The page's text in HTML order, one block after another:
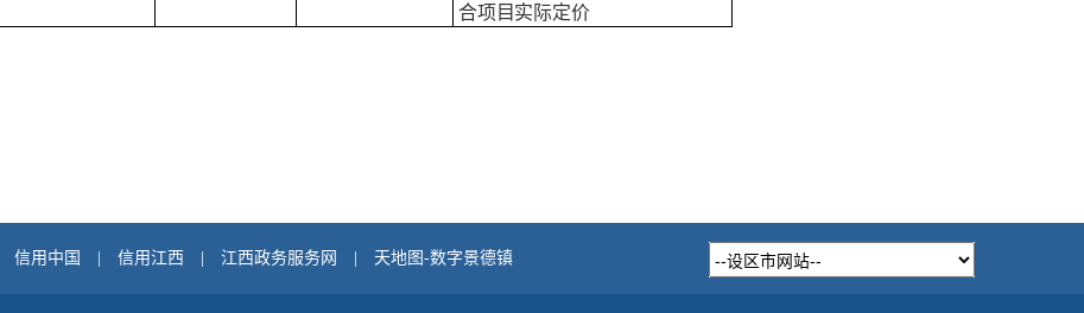
合项目实际定价
信用中国 | 信用江西 | 江西政务服务网 | 天地图-数字景德镇